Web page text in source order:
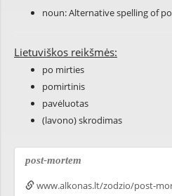
noun: Alternative spelling of
Lietuviškos reikšmės:
po mirties
pomirtinis
pavėluotas
(lavono) skrodimas
post-mortem
www.alkonas.lt/zodzio/post-